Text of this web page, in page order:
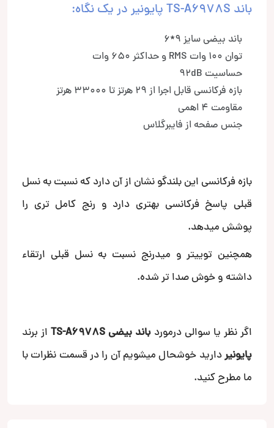
باند TS-A6978S پایونیر در یک نگاه:
باند بیضی سایز 9*6
توان 100 وات RMS و حداکثر 650 وات
حساسیت 92dB
بازه فرکانسی قابل اجرا از 29 هرتز تا 33000 هرتز
مقاومت 4 اهمی
جنس صفحه از فایبرگلاس
بازه فرکانسی این بلندگو نشان از آن دارد که نسبت به نسل
قبلی پاسخ فرکانسی بهتری دارد و رنج کامل تری را
پوشش میدهد.
همچنین توییتر و میدرنج نسبت به نسل قبلی ارتقاء
داشته و خوش صدا تر شده.
اگر نظر یا سوالی درموردباند بیضی TS-A6978Sاز برند
پایونیردارید خوشحال میشویم آن را در قسمت نظرات با
ما مطرح کنید.